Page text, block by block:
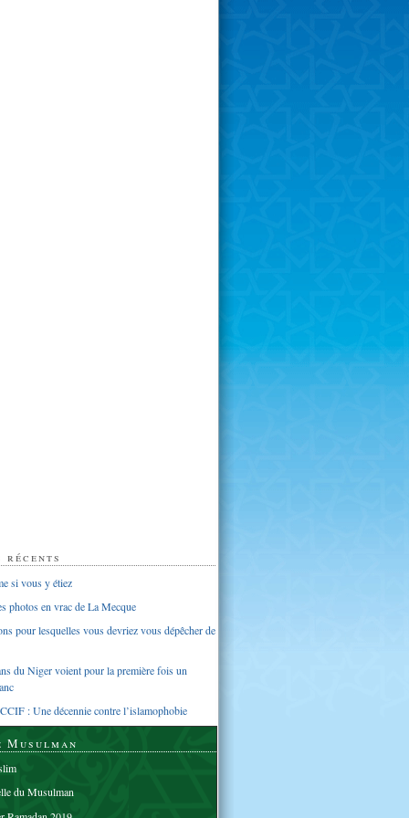
si vous y étiez
photos en vrac de La Mecque
pour lesquelles vous devriez vous dépêcher de
du Niger voient pour la première fois un
: Une décennie contre l’islamophobie
Musulman
du Musulman